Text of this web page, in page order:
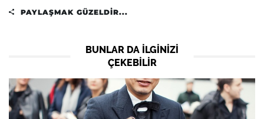
PAYLAŞMAK GÜZELDIR...
BUNLAR DA ILGINIZI
ÇEKEBILIR